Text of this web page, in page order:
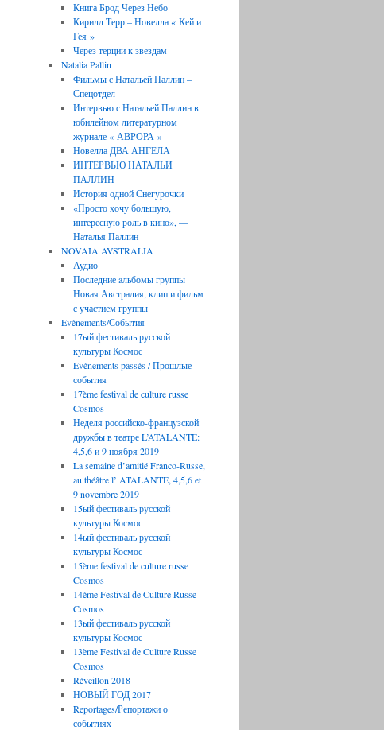
Книга Брод Через Небо
Кирилл Терр – Новелла « Кей и
Гея »
Через терции к звездам
Natalia Pallin
Фильмы с Натальей Паллин –
Спецотдел
Интервью с Натальей Паллин в
юбилейном литературном
журнале « АВРОРА »
Новелла ДВА АНГЕЛА
ИНТЕРВЬЮ НАТАЛЬИ
ПАЛЛИН
История одной Снегурочки
«Просто хочу большую,
интересную роль в кино», —
Наталья Паллин
NOVAIA AVSTRALIA
Аудио
Последние aльбомы группы
Новая Австралия, клип и фильм
с участием группы
Evènements/События
17ый фестиваль русской
культуры Космос
Evènements passés / Прошлые
события
17ème festival de culture russe
Cosmos
Неделя российско-французской
дружбы в театре L’ATALANTE:
4,5,6 и 9 ноября 2019
La semaine d’amitié Franco-Russe,
au théâtre l’ ATALANTE, 4,5,6 et
9 novembre 2019
15ый фестиваль русской
культуры Космос
14ый фестиваль русской
культуры Космос
15ème festival de culture russe
Cosmos
14ème Festival de Culture Russe
Cosmos
13ый фестиваль русской
культуры Космос
13ème Festival de Culture Russe
Cosmos
Réveillon 2018
НОВЫЙ ГОД 2017
Reportages/Репортажи о
событиях